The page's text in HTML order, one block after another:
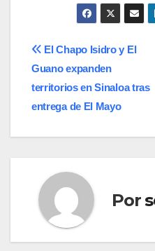
Navegación
de
entradas
El Chapo Isidro y El
Guano expanden
territorios en Sinaloa tras
entrega de El Mayo
Por